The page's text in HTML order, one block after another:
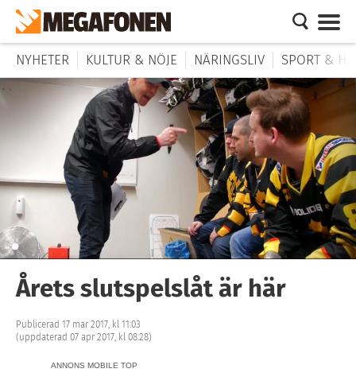
NYHETER KULTUR & NÖJE NÄRINGSLIV SPORT &
Årets slutspelslåt är här
Publicerad 17 mar 2017, kl 11:03
(uppdaterad 07 apr 2017, kl 08:28)
ANNONS MOBILE TOP